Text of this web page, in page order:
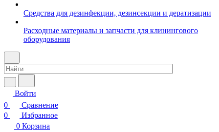
Средства для дезинфекции, дезинсекции и дератизации
Расходные материалы и запчасти для клинингового
оборудования
Войти
0
Сравнение
0
Избранное
0 Корзина